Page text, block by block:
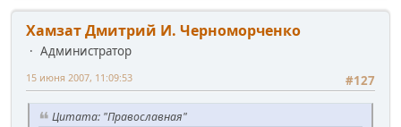
Хамзат Дмитрий И. Черноморченко
Администратор
#127
15 июня 2007, 11:09:53
Цитата: "Православная"